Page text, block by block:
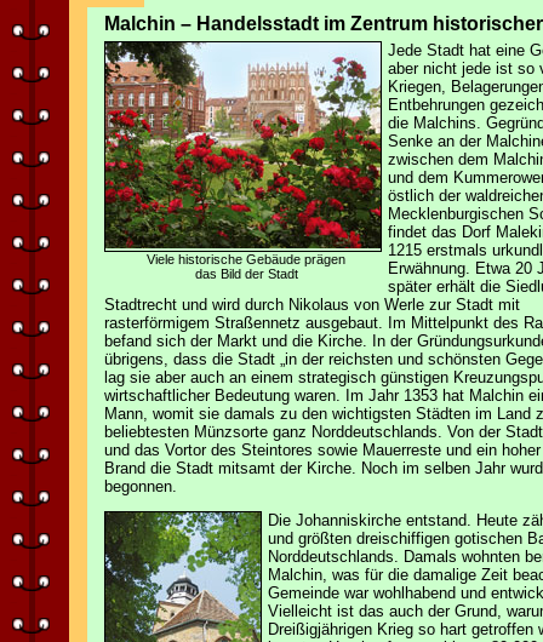
Malchin – Handelsstadt im Zentrum
Viele historische Gebäude prägen
das Bild der Stadt
Jede Stadt hat eine
aber nicht jede ist so
Kriegen,
Entbehrungen
die Malchins.
Senke an der
zwischen dem
und dem
östlich der
Mecklenburgischen
findet das Dorf
1215 erstmals
Erwähnung. Etwa 20
später erhält die
Stadtrecht und wird durch Nikolaus von Werle zur Stadt mit
rasterförmigem Straßennetz ausgebaut. Im Mittelpunkt des
befand sich der Markt und die Kirche. In der
übrigens, dass die Stadt „in der reichsten und schönsten
lag sie aber auch an einem strategisch günstigen
wirtschaftlicher Bedeutung waren. Im Jahr 1353 hat Malchin
Mann, womit sie damals zu den wichtigsten Städten im
beliebtesten Münzsorte ganz Norddeutschlands. Von der
und das Vortor des Steintores sowie Mauerreste und ein
Brand die Stadt mitsamt der Kirche. Noch im selben Jahr
begonnen.
Die Johanniskirche entstand. Heute
und größten dreischiffigen gotischen
Norddeutschlands. Damals wohnten
Malchin, was für die damalige Zeit
Gemeinde war wohlhabend und
Vielleicht ist das auch der Grund,
Dreißigjährigen Krieg so hart getroffen